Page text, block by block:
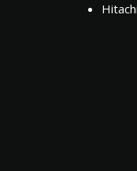
Hitachi